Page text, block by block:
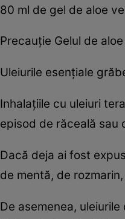
80 ml de gel de aloe
Precauţie Gelul de
Uleiurile esenţiale
Inhalaţiile cu uleiuri
episod de răceală sau
Dacă deja ai fost
de mentă, de
De asemenea,